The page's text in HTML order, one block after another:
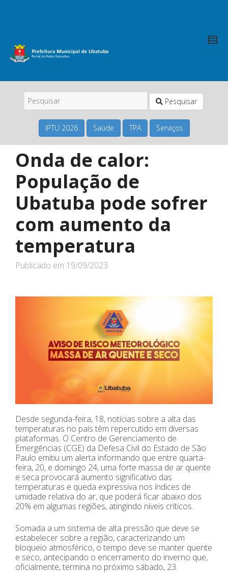
Pesquisar
IPTU 2026 Saúde TPA Serviços
Onda de calor:
População de
Ubatuba pode sofrer
com aumento da
temperatura
Publicado em 19/09/2023
Desde segunda-feira, 18, notícias sobre a alta das
temperaturas no país têm repercutido em diversas
plataformas. O Centro de Gerenciamento de
Emergências (CGE) da Defesa Civil do Estado de São
Paulo emitiu um alerta informando que entre quarta-
feira, 20, e domingo 24, uma forte massa de ar quente
e seca provocará aumento significativo das
temperaturas e queda expressiva nos índices de
umidade relativa do ar, que poderá ficar abaixo dos
20% em algumas regiões, atingindo níveis críticos.
Somada a um sistema de alta pressão que deve se
estabelecer sobre a região, caracterizando um
bloqueio atmosférico, o tempo deve se manter quente
e seco, antecipando o encerramento do inverno que,
oficialmente, termina no próximo sábado, 23.